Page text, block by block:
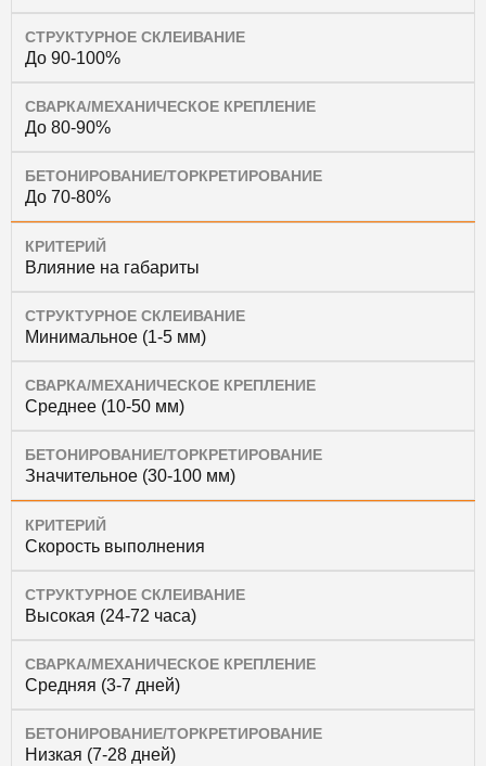
СТРУКТУРНОЕ СКЛЕИВАНИЕ
До 90-100%
СВАРКА/МЕХАНИЧЕСКОЕ КРЕПЛЕНИЕ
До 80-90%
БЕТОНИРОВАНИЕ/ТОРКРЕТИРОВАНИЕ
До 70-80%
КРИТЕРИЙ
Влияние на габариты
СТРУКТУРНОЕ СКЛЕИВАНИЕ
Минимальное (1-5 мм)
СВАРКА/МЕХАНИЧЕСКОЕ КРЕПЛЕНИЕ
Среднее (10-50 мм)
БЕТОНИРОВАНИЕ/ТОРКРЕТИРОВАНИЕ
Значительное (30-100 мм)
КРИТЕРИЙ
Скорость выполнения
СТРУКТУРНОЕ СКЛЕИВАНИЕ
Высокая (24-72 часа)
СВАРКА/МЕХАНИЧЕСКОЕ КРЕПЛЕНИЕ
Средняя (3-7 дней)
БЕТОНИРОВАНИЕ/ТОРКРЕТИРОВАНИЕ
Низкая (7-28 дней)